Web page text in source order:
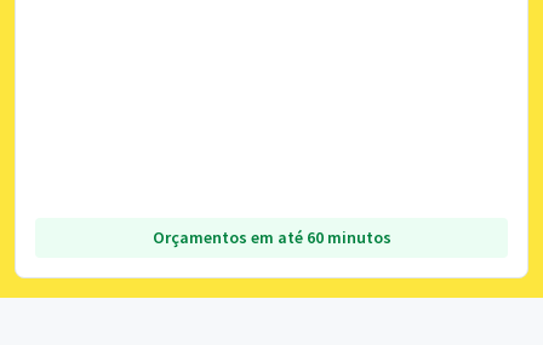
Orçamentos em até 60 minutos